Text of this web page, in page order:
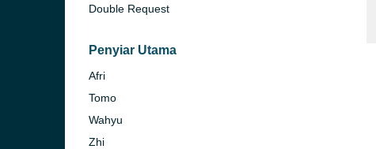
Double Request
Penyiar Utama
Afri
Tomo
Wahyu
Zhi